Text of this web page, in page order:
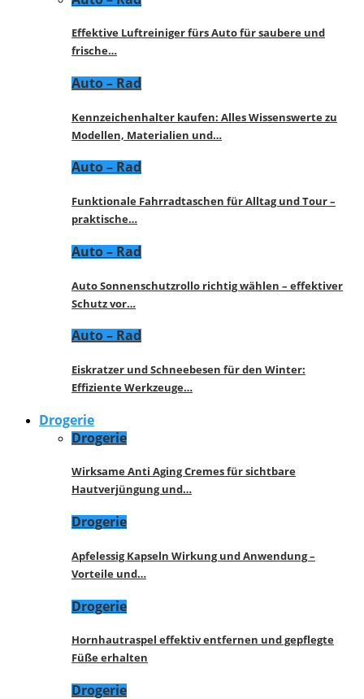
Effektive Luftreiniger fürs Auto für saubere und
frische…
Auto – Rad
Kennzeichenhalter kaufen: Alles Wissenswerte zu
Modellen, Materialien und…
Auto – Rad
Funktionale Fahrradtaschen für Alltag und Tour –
praktische…
Auto – Rad
Auto Sonnenschutzrollo richtig wählen – effektiver
Schutz vor…
Auto – Rad
Eiskratzer und Schneebesen für den Winter:
Effiziente Werkzeuge…
Drogerie
Drogerie
Wirksame Anti Aging Cremes für sichtbare
Hautverjüngung und…
Drogerie
Apfelessig Kapseln Wirkung und Anwendung –
Vorteile und…
Drogerie
Hornhautraspel effektiv entfernen und gepflegte
Füße erhalten
Drogerie